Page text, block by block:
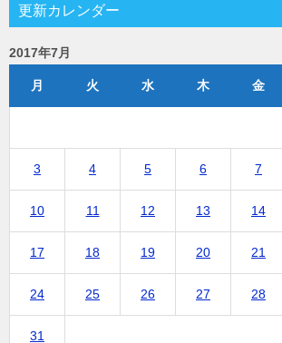
更新カレンダー
2017年7月
月 火 水 木 金
3 4 5 6 7
10 11 12 13 14
17 18 19 20 21
24 25 26 27 28
31